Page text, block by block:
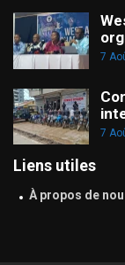
7
7
Liens utiles
À propos de